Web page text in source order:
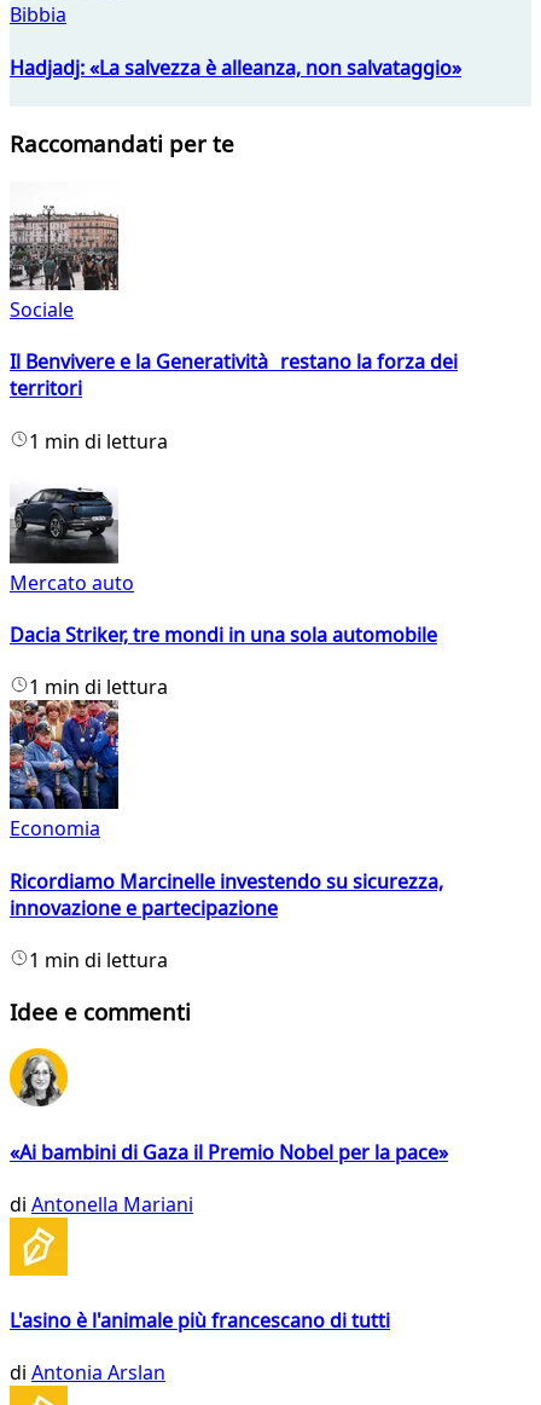
Bibbia
Hadjadj: «La salvezza è alleanza, non salvataggio»
Raccomandati per te
Sociale
Il Benvivere e la Generatività restano la forza dei
territori
1 min di lettura
Mercato auto
Dacia Striker, tre mondi in una sola automobile
1 min di lettura
Economia
Ricordiamo Marcinelle investendo su sicurezza,
innovazione e partecipazione
1 min di lettura
Idee e commenti
«Ai bambini di Gaza il Premio Nobel per la pace»
di Antonella Mariani
L'asino è l'animale più francescano di tutti
di Antonia Arslan